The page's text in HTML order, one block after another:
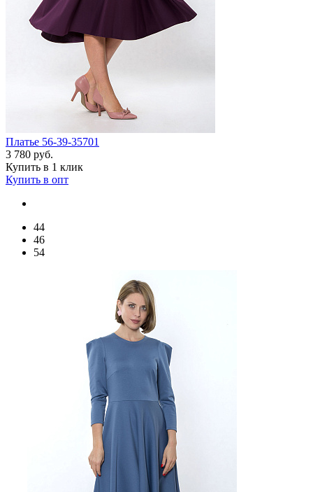
Платье 56-39-35701
3 780 руб.
Купить в 1 клик
Купить в опт
44
46
54